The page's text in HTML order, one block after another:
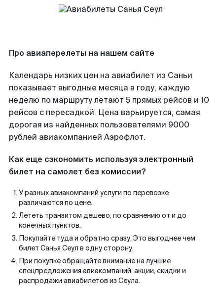
Про авиаперелеты на нашем сайте
Календарь низких цен на авиабилет из Саньи
показывает выгодные месяца в году, каждую
неделю по маршруту летают 5 прямых рейсов и 10
рейсов с пересадкой. Цена варьируется, самая
дорогая из найденных пользователями 9000
рублей авиакомпанией Аэрофлот.
Как еще сэкономить используя электронный
билет на самолет без комиссии?
У разных авиакомпаний услуги по перевозке
различаются по цене.
Лететь транзитом дешево, по сравнению от и до
конечных пунктов.
Покупайте туда и обратно сразу. Это выгоднее чем
билет Санья Сеул в одну сторону.
При покупке обращайте внимание на лучшие
спецпредложения авиакомпаний, акции, скидки и
распродажи авиабилетов из Сеула.